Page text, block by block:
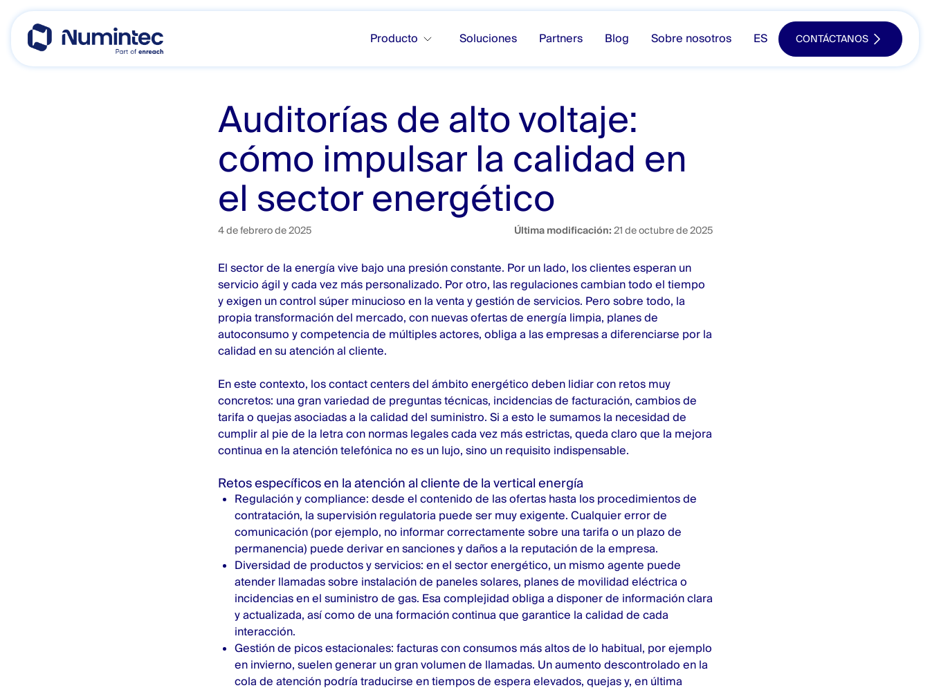
Skip
content
Producto Soluciones Partners Blog Sobre nosotros ES CONTÁCTANOS
Auditorías de alto voltaje:
cómo impulsar la calidad en
el sector energético
4 de febrero de 2025 Última modificación: 21 de octubre de 2025
El sector de la energía vive bajo una presión constante. Por un lado, los clientes esperan un
servicio ágil y cada vez más personalizado. Por otro, las regulaciones cambian todo el tiempo
y exigen un control súper minucioso en la venta y gestión de servicios. Pero sobre todo, la
propia transformación del mercado, con nuevas ofertas de energía limpia, planes de
autoconsumo y competencia de múltiples actores, obliga a las empresas a diferenciarse por la
calidad en su atención al cliente.
En este contexto, los contact centers del ámbito energético deben lidiar con retos muy
concretos: una gran variedad de preguntas técnicas, incidencias de facturación, cambios de
tarifa o quejas asociadas a la calidad del suministro. Si a esto le sumamos la necesidad de
cumplir al pie de la letra con normas legales cada vez más estrictas, queda claro que la mejora
continua en la atención telefónica no es un lujo, sino un requisito indispensable.
Retos específicos en la atención al cliente de la vertical energía
Regulación y compliance: desde el contenido de las ofertas hasta los procedimientos de
contratación, la supervisión regulatoria puede ser muy exigente. Cualquier error de
comunicación (por ejemplo, no informar correctamente sobre una tarifa o un plazo de
permanencia) puede derivar en sanciones y daños a la reputación de la empresa.
Diversidad de productos y servicios: en el sector energético, un mismo agente puede
atender llamadas sobre instalación de paneles solares, planes de movilidad eléctrica o
incidencias en el suministro de gas. Esa complejidad obliga a disponer de información clara
y actualizada, así como de una formación continua que garantice la calidad de cada
interacción.
Gestión de picos estacionales: facturas con consumos más altos de lo habitual, por ejemplo
en invierno, suelen generar un gran volumen de llamadas. Un aumento descontrolado en la
cola de atención podría traducirse en tiempos de espera elevados, quejas y, en última